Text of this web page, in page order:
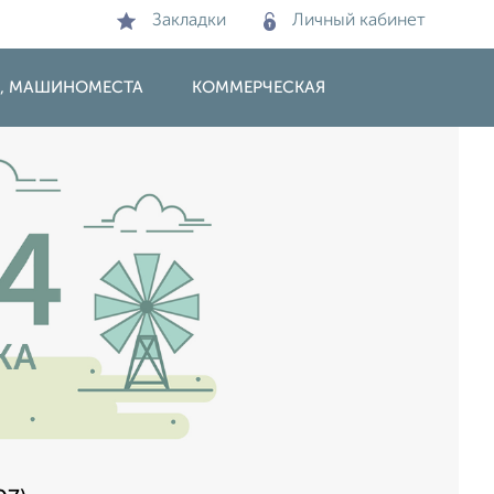
Закладки Личный кабинет
МАШИНОМЕСТА КОММЕРЧЕСКАЯ